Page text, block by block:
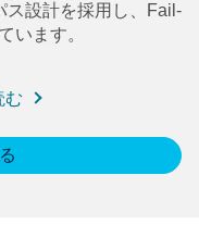
ス設計を採用し、Fail-
います。
む